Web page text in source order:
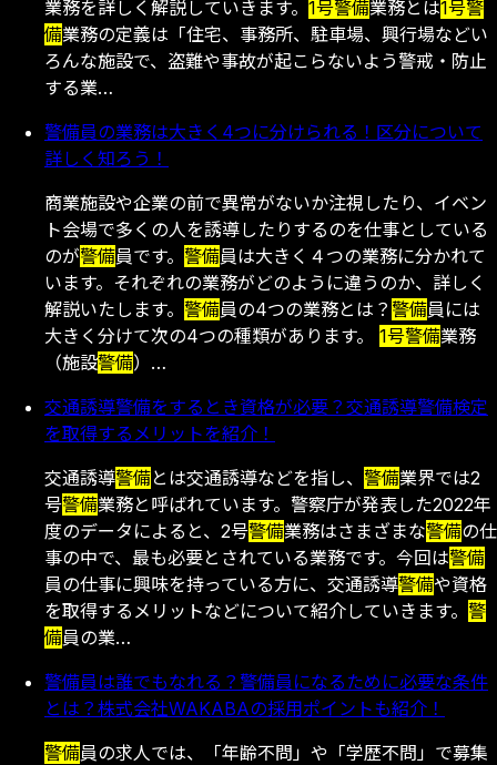
業務を詳しく解説していきます。 1号警備業務とは1号警
備業務の定義は「住宅、事務所、駐車場、興行場などい
ろんな施設で、盗難や事故が起こらないよう警戒・防止
する業…
警備員の業務は大きく4つに分けられる！区分について
詳しく知ろう！
商業施設や企業の前で異常がないか注視したり、イベン
ト会場で多くの人を誘導したりするのを仕事としている
のが警備員です。 警備員は大きく４つの業務に分かれて
います。それぞれの業務がどのように違うのか、詳しく
解説いたします。 警備員の4つの業務とは？ 警備員には
大きく分けて次の4つの種類があります。 1号警備業務
（施設警備）…
交通誘導警備をするとき資格が必要？交通誘導警備検定
を取得するメリットを紹介！
交通誘導警備とは交通誘導などを指し、 警備業界では2
号警備業務と呼ばれています。警察庁が発表した2022年
度のデータによると、2号警備業務はさまざまな警備の仕
事の中で、最も必要とされている業務です。今回は警備
員の仕事に興味を持っている方に、交通誘導警備や資格
を取得するメリットなどについて紹介していきます。 警
備員の業…
警備員は誰でもなれる？警備員になるために必要な条件
とは？株式会社WAKABAの採用ポイントも紹介！
警備員の求人では、「年齢不問」や「学歴不問」で募集